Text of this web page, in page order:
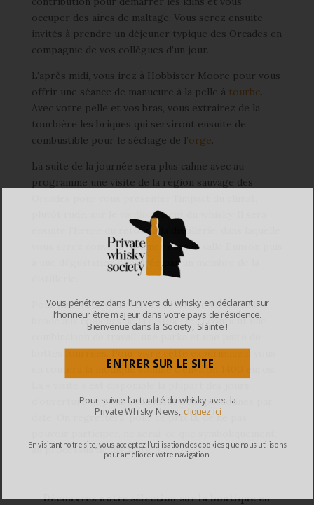
occuper des aires de maltage. Vous serez ensuite
invités à prendre un déjeuner typique des Orcades en
compagnie de vos collègues d’un jour.
L’après midi, vous irez à Hobbister Moore pour vous
offrir une séance de manucure à la pelle à tourbe.
Avec votre pelle et vos bras, vous extrairez de la
tourbière les briques qui serviront ensuite de
combustible pour le séchage de l’orge.
La suite de la journée sera plus calme avec au
programme une visite de la région sauvage des
vieillissement
ensuite l’heure du retour à la distillerie, dans laquelle
vous serez convié à un diner dans la salle Eunson puis
à une dégustation encadrée par un membre de la
Pour finir vous vous verrez remettre un ensemble
brodé aux couleurs de la distillerie. Il contient une
bottes fourrées. Pour vivre cette expérience il vous
en coutera la modique somme d’environ 1400 euros.
d’ouverture et pour seulement deux personnes par
date. On regrettera, pour ce prix là, de ne pas
au processus de distillation.
Découvrez notre sélection sur la boutique en
Vous pénétrez dans l’univers du whisky en déclarant sur
l’honneur être majeur dans votre pays de résidence.
Bienvenue dans la Society, Sláinte !
ENTRER SUR LE SITE
En visitant notre site, vous acceptez l’utilisation des cookies que nous utilisons
pour améliorer votre navigation.
Pour suivre l’actualité du whisky avec la
Private Whisky News, cliquez ici